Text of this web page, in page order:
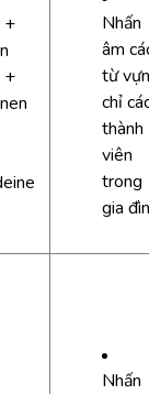
+
+
Nhấn
âm
từ
chỉ
thành
viên
trong
gia
Nhấn